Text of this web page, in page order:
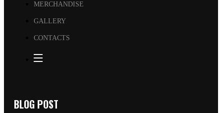
MERCHANDISE
GALLERY
CONTACTS
BLOG POST